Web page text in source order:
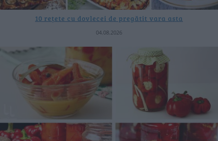
10 rețete cu dovlecei de pregătit vara asta
04.08.2026